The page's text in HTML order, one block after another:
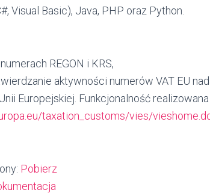
Visual Basic), Java, PHP oraz Python.
REGON i KRS,
aktywności numerów VAT EU
Europejskiej. Funkcjonalność
taxation_customs/vies/
Pobierz